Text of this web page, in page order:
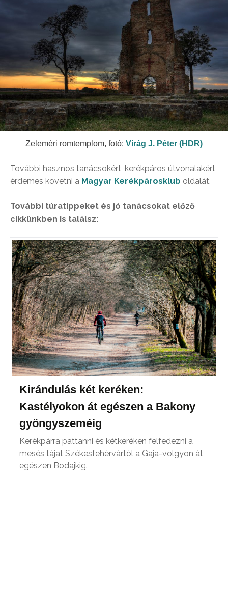
Zeleméri romtemplom, fotó: Virág J. Péter (HDR)
További hasznos tanácsokért, kerékpáros útvonalakért
érdemes követni a Magyar Kerékpárosklub oldalát.
További túratippeket és jó tanácsokat előző
cikkünkben is találsz:
Kirándulás két keréken:
Kastélyokon át egészen a Bakony
gyöngyszeméig
Kerékpárra pattanni és kétkeréken felfedezni a
mesés tájat Székesfehérvártól a Gaja-völgyön át
egészen Bodajkig.